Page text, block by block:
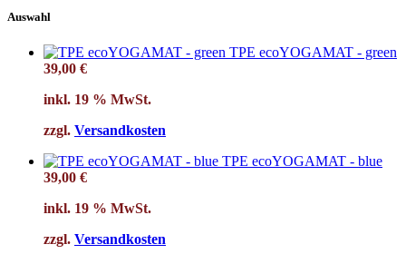
Auswahl
TPE ecoYOGAMAT - green
39,00 €
inkl. 19 % MwSt.
zzgl. Versandkosten
TPE ecoYOGAMAT - blue
39,00 €
inkl. 19 % MwSt.
zzgl. Versandkosten